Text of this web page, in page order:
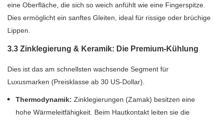
eine Oberfläche, die sich so weich anfühlt wie eine Fingerspitze.
Dies ermöglicht ein sanftes Gleiten, ideal für rissige oder brüchige
Lippen.
3.3 Zinklegierung & Keramik: Die Premium-Kühlung
Dies ist das am schnellsten wachsende Segment für
Luxusmarken (Preisklasse ab 30 US-Dollar).
Thermodynamik: Zinklegierungen (Zamak) besitzen eine
hohe Wärmeleitfähigkeit. Beim Hautkontakt leiten sie die